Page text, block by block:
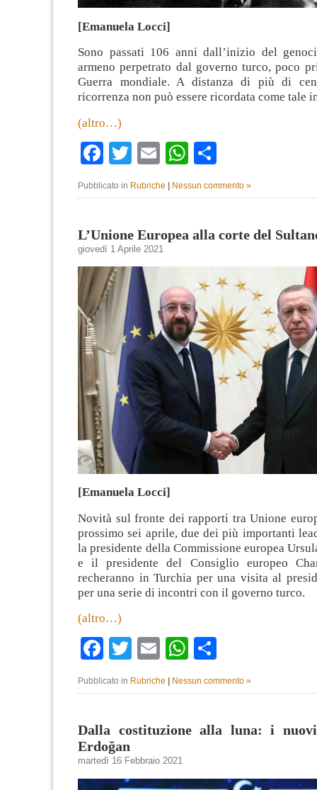
[Emanuela Locci]
Sono passati 106 anni dall’inizio del
armeno perpetrato dal governo turco, poco
Guerra mondiale. A distanza di più di
ricorrenza non può essere ricordata come tale
(altro…)
Facebook
TwitterEmailWhatsApp
Pubblicato in Rubriche | Nessun commento »
L’Unione Europea alla corte del
giovedì 1 Aprile 2021
[Emanuela Locci]
Novità sul fronte dei rapporti tra Unione
prossimo sei aprile, due dei più importanti
la presidente della Commissione europea
e il presidente del Consiglio europeo
recheranno in Turchia per una visita al
per una serie di incontri con il governo turco.
(altro…)
Facebook
TwitterEmailWhatsApp
Pubblicato in Rubriche Nessun commento »
Dalla costituzione alla luna: i
Erdoğan
martedì 16 Febbraio 2021